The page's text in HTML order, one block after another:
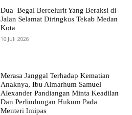
Dua Begal Bercelurit Yang Beraksi di
Jalan Selamat Diringkus Tekab Medan
Kota
10 Juli 2026
Merasa Janggal Terhadap Kematian
Anaknya, Ibu Almarhum Samuel
Alexander Pandiangan Minta Keadilan
Dan Perlindungan Hukum Pada
Menteri Imipas